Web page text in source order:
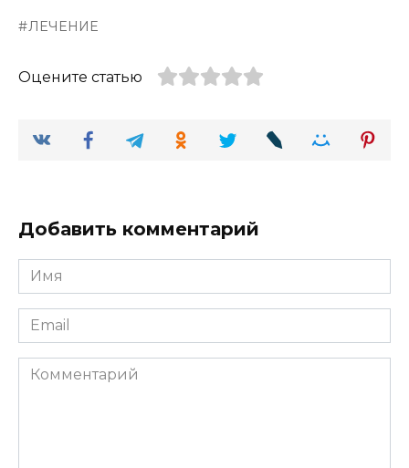
ЛЕЧЕНИЕ
Оцените статью
Добавить комментарий
Имя
*
Email
*
Комментарий